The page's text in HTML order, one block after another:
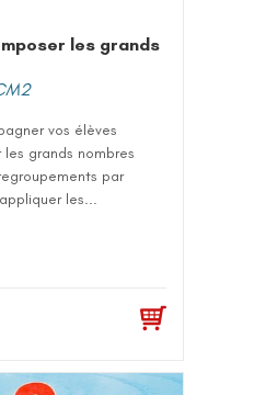
les grands
vos élèves
grands nombres
par
les...